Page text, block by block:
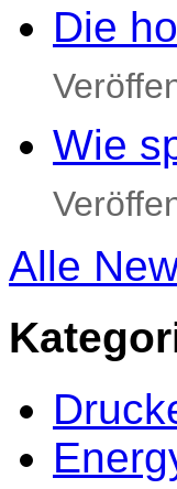
Die
Wie
Alle